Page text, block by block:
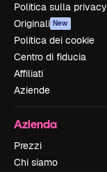
Politica sulla privacy
Originali New
Politica dei cookie
Centro di fiducia
Affiliati
Aziende
Azienda
Prezzi
Chi siamo